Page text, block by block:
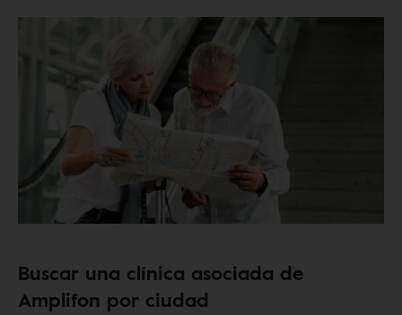
Buscar una clínica asociada de
Amplifon por ciudad